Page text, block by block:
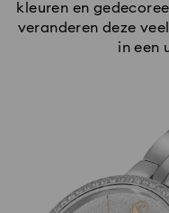
kleuren en
veranderen deze
in een